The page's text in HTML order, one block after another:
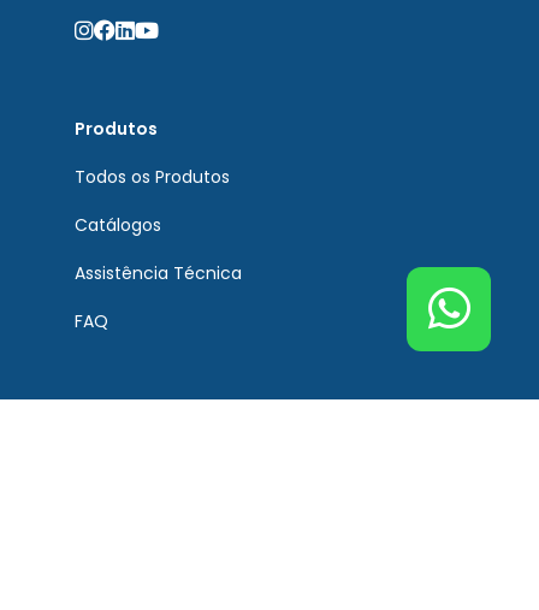
Produtos
Todos os Produtos
Catálogos
Assistência Técnica
FAQ